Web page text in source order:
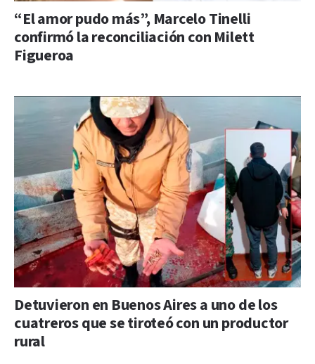
“El amor pudo más”, Marcelo Tinelli
confirmó la reconciliación con Milett
Figueroa
Detuvieron en Buenos Aires a uno de los
cuatreros que se tiroteó con un productor
rural